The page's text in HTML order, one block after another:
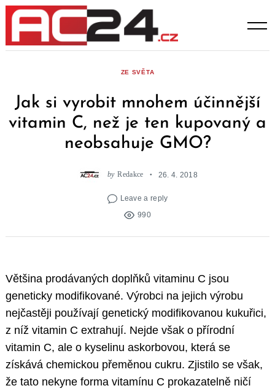
Skip
content
ZE SVĚTA
Jak si vyrobit mnohem účinnější
vitamin C, než je ten kupovaný a
neobsahuje GMO?
by Redakce 26. 4. 2018
Leave a reply
990
Většina prodávaných doplňků vitaminu C jsou
geneticky modifikované. Výrobci na jejich výrobu
nejčastěji používají genetický modifikovanou kukuřici,
z níž vitamin C extrahují. Nejde však o přírodní
vitamin C, ale o kyselinu askorbovou, která se
získává chemickou přeměnou cukru. Zjistilo se však,
že tato nekyne forma vitamínu C prokazatelně ničí